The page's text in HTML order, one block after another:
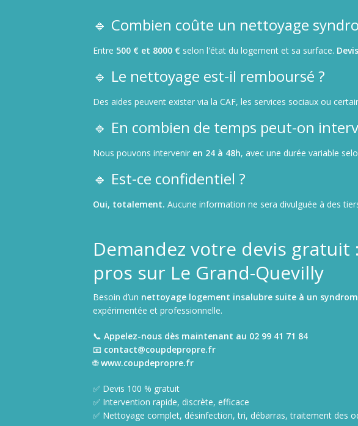
🔹 Combien coûte un nettoyage
Entre 500 € et 8000 € selon l'état du logement et sa surface.
🔹 Le nettoyage est-il remboursé ?
Des aides peuvent exister via la CAF, les services sociaux ou
🔹 En combien de temps peut-on
Nous pouvons intervenir en 24 à 48h, avec une durée variable
🔹 Est-ce confidentiel ?
Oui, totalement. Aucune information ne sera divulguée à des
Demandez votre devis
pros sur Le Grand-Quevilly
Besoin d’un nettoyage logement insalubre suite à un
expérimentée et professionnelle.
📞 Appelez-nous dès maintenant au 02 99 41 71 84
📧 contact@coupdepropre.fr
🌐www.coupdepropre.fr
✅ Devis 100 % gratuit
✅ Intervention rapide, discrète, efficace
✅ Nettoyage complet, désinfection, tri, débarras, traitement des